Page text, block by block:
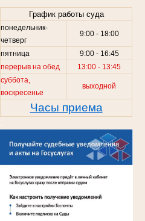
График работы суда
понедельник-
четверг
9:00 - 18:00
пятница
9:00 - 16:45
перерыв на обед
13:00 - 13:45
суббота,
воскресенье
выходной
Часы приема